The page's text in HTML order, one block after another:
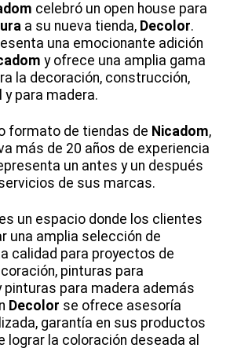
celebró un open house para
a su nueva tienda, Decolor.
una emocionante adición
y ofrece una amplia gama
la decoración, construcción,
para madera.
formato de tiendas de Nicadom,
más de 20 años de experiencia
un antes y un después
de sus marcas.
un espacio donde los clientes
una amplia selección de
calidad para proyectos de
pinturas para
pinturas para madera además
Decolor se ofrece asesoría
garantía en sus productos
lograr la coloración deseada al